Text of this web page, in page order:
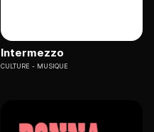
Intermezzo
CULTURE MUSIQUE